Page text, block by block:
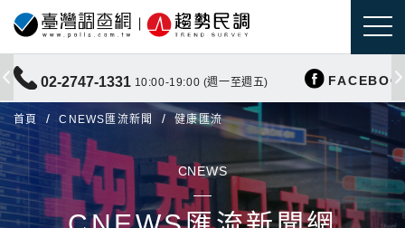
02-2747-1331 10:00-19:00 (週一至週五)
首頁 CNEWS匯流新聞 健康匯流
CNEWS